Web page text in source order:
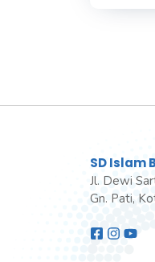
SD Islam
Jl. Dewi
Gn. Pati,